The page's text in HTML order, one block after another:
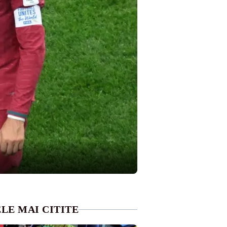
MAI CITITE